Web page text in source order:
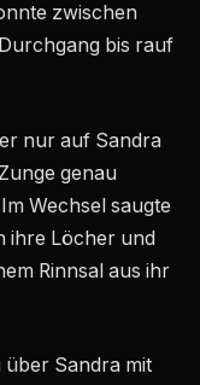
zwischen
bis rauf
nur auf Sandra
genau
Wechsel saugte
ihre Löcher und
Rinnsal aus ihr
über Sandra mit